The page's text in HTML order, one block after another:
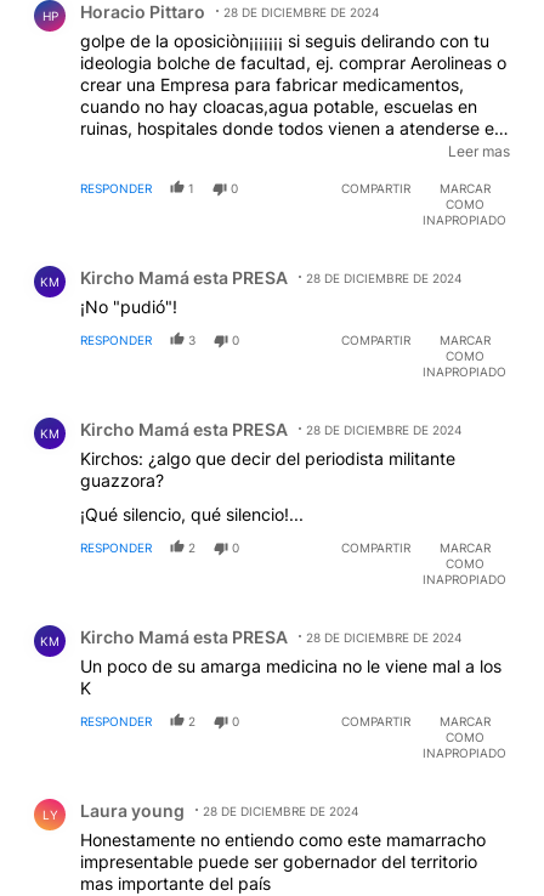
HP Horacio Pittaro 28 DE DICIEMBRE DE 2024
golpe de la oposiciòn¡¡¡¡¡¡¡ si seguis delirando con tu
ideologia bolche de facultad, ej. comprar Aerolineas o
crear una Empresa para fabricar medicamentos,
cuando no hay cloacas,agua potable, escuelas en
ruinas, hospitales donde todos vienen a atenderse en
CABA, ni hablar de tu indiferencia ante la inseguridad
impuestos, lo tragico e que este impresentable,
elegido a dedo por la procesada, aspira a ser
Leer mas
RESPONDER 1 0 COMPARTIR
MARCAR
COMO
INAPROPIADO
KM Kircho Mamá esta PRESA 28 DE DICIEMBRE DE 2024
¡No "pudió"!
RESPONDER 3 0 COMPARTIR
MARCAR
COMO
INAPROPIADO
KM Kircho Mamá esta PRESA 28 DE DICIEMBRE DE 2024
Kirchos: ¿algo que decir del periodista militante
guazzora?
¡Qué silencio, qué silencio!...
RESPONDER 2 0 COMPARTIR
MARCAR
COMO
INAPROPIADO
KM Kircho Mamá esta PRESA 28 DE DICIEMBRE DE 2024
Un poco de su amarga medicina no le viene mal a los
K
RESPONDER 2 0 COMPARTIR
MARCAR
COMO
INAPROPIADO
LY Laura young 28 DE DICIEMBRE DE 2024
Honestamente no entiendo como este mamarracho
impresentable puede ser gobernador del territorio
mas importante del país